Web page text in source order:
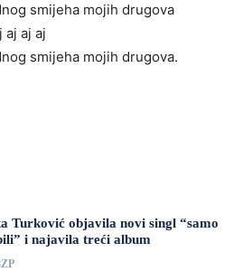
smijeha mojih drugova
aj aj aj
smijeha mojih drugova.
Turković objavila novi singl “samo
i najavila treći album